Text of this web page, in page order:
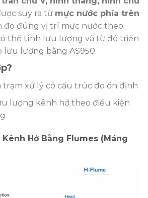
suy ra từ mực nước phía trên
đo đúng vị trí mực nước theo
thể tính lưu lượng và từ đó triển
lưu lượng bằng AS950.
trạm xử lý có cấu trúc đo ổn định
lượng kênh hở theo điều kiện
Hở Bằng Flumes (Máng